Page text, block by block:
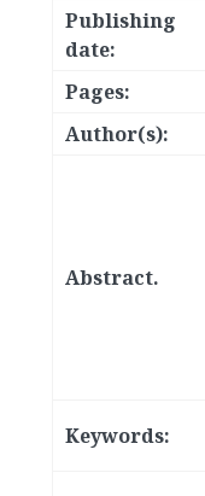
Publishing
date:
Pages:
Author(s):
Abstract.
Keywords: